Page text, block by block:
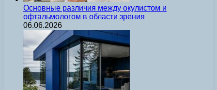
Основные различия между окулистом и
офтальмологом в области зрения
06.06.2026